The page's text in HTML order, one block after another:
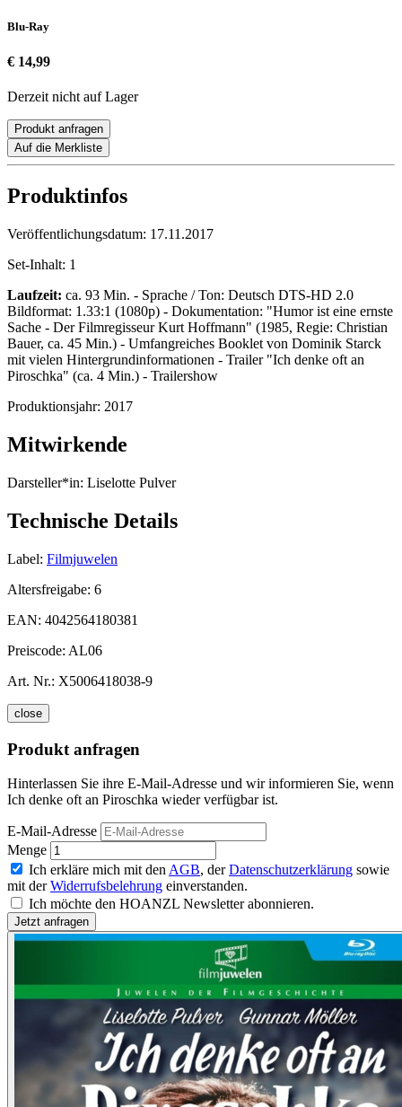
Blu-Ray
€ 14,99
Derzeit nicht auf Lager
Produkt anfragen
Auf die Merkliste
Produktinfos
Veröffentlichungsdatum: 17.11.2017
Set-Inhalt: 1
Laufzeit: ca. 93 Min. - Sprache / Ton: Deutsch DTS-HD 2.0
Bildformat: 1.33:1 (1080p) - Dokumentation: "Humor ist eine ernste
Sache - Der Filmregisseur Kurt Hoffmann" (1985, Regie: Christian
Bauer, ca. 45 Min.) - Umfangreiches Booklet von Dominik Starck
mit vielen Hintergrundinformationen - Trailer "Ich denke oft an
Piroschka" (ca. 4 Min.) - Trailershow
Produktionsjahr: 2017
Mitwirkende
Darsteller*in: Liselotte Pulver
Technische Details
Label: Filmjuwelen
Altersfreigabe: 6
EAN: 4042564180381
Preiscode: AL06
Art. Nr.: X5006418038-9
close
Produkt anfragen
Hinterlassen Sie ihre E-Mail-Adresse und wir informieren Sie, wenn
Ich denke oft an Piroschka wieder verfügbar ist.
E-Mail-Adresse
Menge
Ich erkläre mich mit den AGB, derDatenschutzerklärung sowie
mit derWiderrufsbelehrung einverstanden.
Ich möchte den HOANZL Newsletter abonnieren.